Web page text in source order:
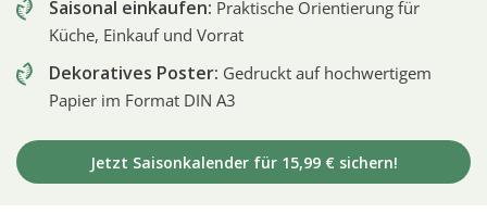
Saisonal einkaufen: Praktische Orientierung für
Küche, Einkauf und Vorrat
Dekoratives Poster: Gedruckt auf hochwertigem
Papier im Format DIN A3
Jetzt Saisonkalender für 15,99 € sichern!